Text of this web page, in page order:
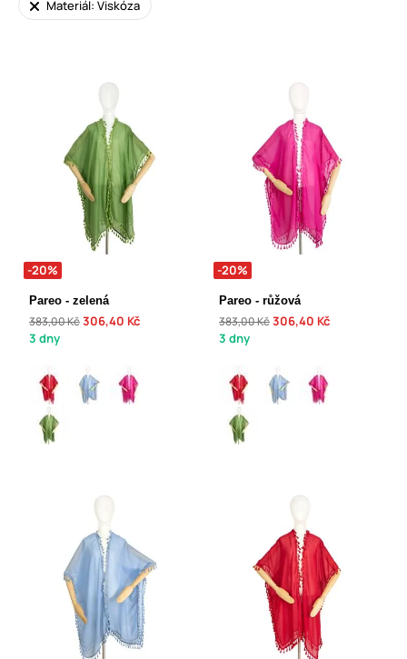
Materiál: Viskóza
-20%
Pareo - zelená
383,00 Kč306,40 Kč
3 dny
-20%
Pareo - růžová
383,00 Kč306,40 Kč
3 dny